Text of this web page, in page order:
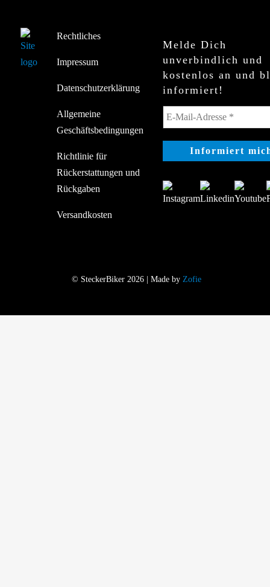
Rechtliches
Impressum
Datenschutzerklärung
Allgemeine
Geschäftsbedingungen
Richtlinie für
Rückerstattungen und
Rückgaben
Versandkosten
Melde Dich
unverbindlich und
kostenlos an und
informiert!
© SteckerBiker 2026 | Made by Zofie